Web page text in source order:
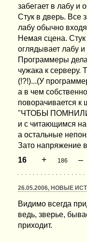
забегает в лабу и
Стук в дверь. Все
лабу обычно
Немая сцена.
оглядывает лабу
Программеры
чужака к серверу.
(!?!)...(У
а в чем
поворачивается к
"ЧТОБЫ ПОМНИЛИ!",
и с читающимся
а остальные
Зато напряжение
16
+ 186 –
26.05.2006, НОВЫЕ
Видимо всегда
ведь, зверье,
приходит.